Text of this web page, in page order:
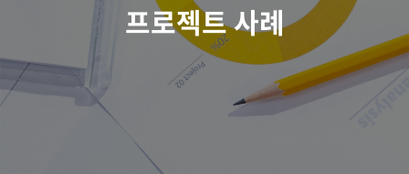
추천 검색어
WDMS
모빌리티 클라우드
프로젝트 사례